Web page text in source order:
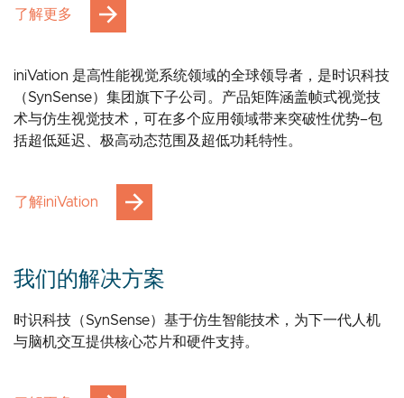
了解更多
iniVation 是高性能视觉系统领域的全球领导者，是时识科技
（SynSense）集团旗下子公司。产品矩阵涵盖帧式视觉技
术与仿生视觉技术，可在多个应用领域带来突破性优势–包
括超低延迟、极高动态范围及超低功耗特性。
了解iniVation
我们的解决方案
时识科技（SynSense）基于仿生智能技术，为下一代人机
与脑机交互提供核心芯片和硬件支持。